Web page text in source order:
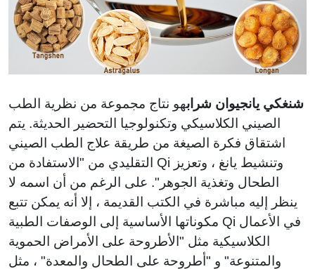
شنغكي يانجيوان شرابهو نتاج مجموعة من نظرية الطب
الصيني الكلاسيكي وتكنولوجيا التحضير الحديثة. يتم
اشتقاق فكرة الصيغة من طريقة علاج الطب الصيني
التقليدي من "الاستفادة من Qi وتنشيط يانغ ، وتعزيز
الطحال وتغذية الجوهر". على الرغم من أن اسمه لا
ينظر إليه مباشرة في الكتب القديمة ، إلا أنه يمكن تتبع
مكوناتها الأساسية إلى الوصفات الطبية Qi في الأعمال
الكلاسيكية مثل "الأطروحة على الأمراض الحموية
والمتنوعة" و "أطروحة على الطحال والمعدة" ، مثل